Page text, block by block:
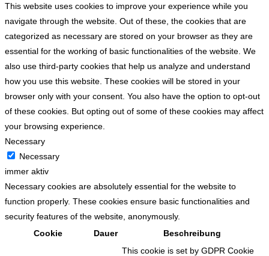
This website uses cookies to improve your experience while you
navigate through the website. Out of these, the cookies that are
categorized as necessary are stored on your browser as they are
essential for the working of basic functionalities of the website. We
also use third-party cookies that help us analyze and understand
how you use this website. These cookies will be stored in your
browser only with your consent. You also have the option to opt-out
of these cookies. But opting out of some of these cookies may affect
your browsing experience.
Necessary
Necessary
immer aktiv
Necessary cookies are absolutely essential for the website to
function properly. These cookies ensure basic functionalities and
security features of the website, anonymously.
Cookie
Dauer Beschreibung
This cookie is set by GDPR Cookie